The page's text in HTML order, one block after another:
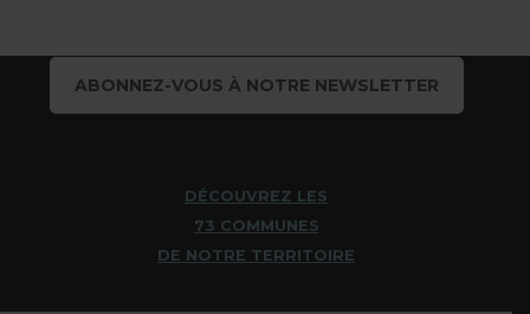
ABONNEZ-VOUS À NOTRE NEWSLETTER
DÉCOUVREZ LES
73 COMMUNES
DE NOTRE TERRITOIRE